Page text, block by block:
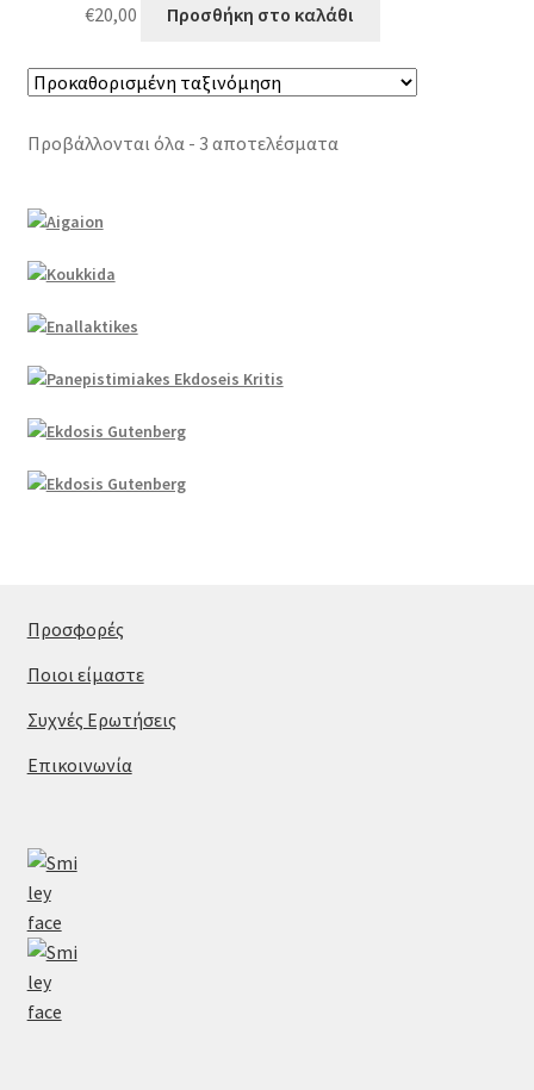
€20,00 Προσθήκη στο καλάθι
Προβάλλονται όλα - 3 αποτελέσματα
Προσφορές
Ποιοι είμαστε
Συχνές Ερωτήσεις
Επικοινωνία